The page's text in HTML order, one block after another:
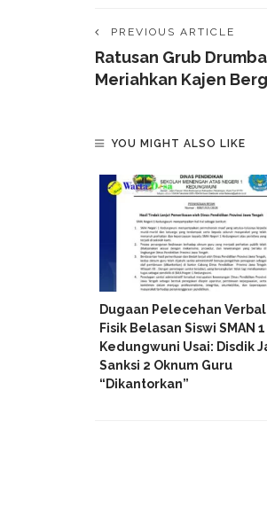
PREVIOUS ARTICLE
Ratusan Grub
Meriahkan Kajen
YOU MIGHT ALSO LIKE
Dugaan Pelecehan Verbal
Fisik Belasan Siswi SMAN 1
Kedungwuni Usai: Disdik
Sanksi 2 Oknum Guru
“Dikantorkan”